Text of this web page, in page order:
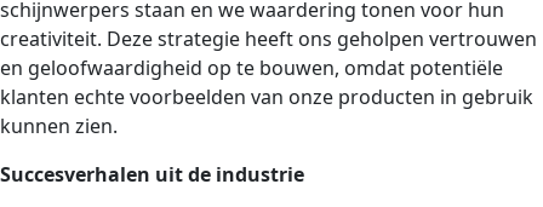
schijnwerpers staan en we waardering tonen voor hun
creativiteit. Deze strategie heeft ons geholpen vertrouwen
en geloofwaardigheid op te bouwen, omdat potentiële
klanten echte voorbeelden van onze producten in gebruik
kunnen zien.
Succesverhalen uit de industrie